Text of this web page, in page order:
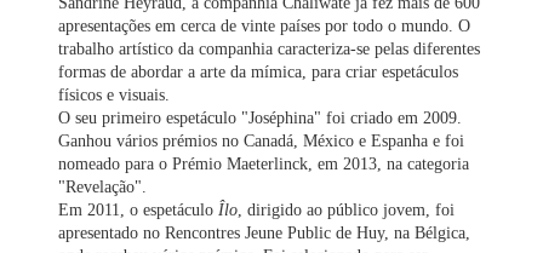
apresentações em cerca de vinte países por todo o mundo. O
trabalho artístico da companhia caracteriza-se pelas diferentes
formas de abordar a arte da mímica, para criar espetáculos
físicos e visuais.
O seu primeiro espetáculo "Joséphina" foi criado em 2009.
Ganhou vários prémios no Canadá, México e Espanha e foi
nomeado para o Prémio Maeterlinck, em 2013, na categoria
"Revelação".
Em 2011, o espetáculo Îlo , dirigido ao público jovem, foi
apresentado no Rencontres Jeune Public de Huy, na Bélgica,